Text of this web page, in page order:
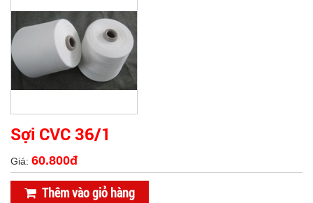
Sợi CVC 36/1
Giá: 60.800đ
Thêm vào giỏ hàng